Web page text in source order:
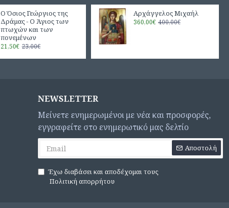
Ο Όσιος Γεώργιος της
Δράμας - Ο Άγιος των
πτωχών και των
πονεμένων
21,50€ 23,00€
Αρχάγγελος Μιχαήλ
360,00€ 400,00€
NEWSLETTER
Μείνετε ενημερωμένοι με νέα και προσφορές,
εγγραφείτε στο ενημερωτικό μας δελτίο
Αποστολή
Έχω διαβάσει και αποδέχομαι τους
Πολιτική απορρήτου